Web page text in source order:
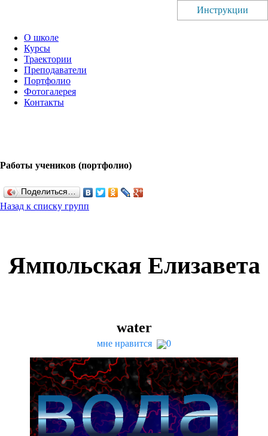
О школе
Курсы
Траектории
Преподаватели
Портфолио
Фотогалерея
Контакты
Работы учеников (портфолио)
Поделиться…
Назад к списку групп
Инструкции
Ямпольская Елизавета
water
мне нравится 0